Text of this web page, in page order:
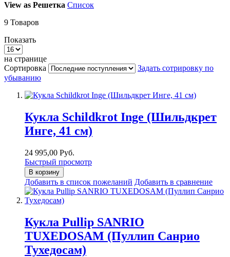
View as Решетка Список
9 Товаров
Показать
на странице
Сортировка
Задать сотрировку по
убыванию
Кукла Schildkrot Inge (Шильдкрет
Инге, 41 см)
24 995,00 Руб.
Быстрый просмотр
В корзину
Добавить в список пожеланий Добавить в сравнение
Кукла Pullip SANRIO
TUXEDOSAM (Пуллип Санрио
Тухедосам)